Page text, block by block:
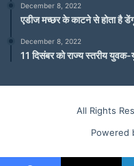
December 8, 2022
एडीज मच्छर के काटने से होता है
December 8, 2022
11 दिसंबर को राज्य स्तरीय
All Rights
Powered